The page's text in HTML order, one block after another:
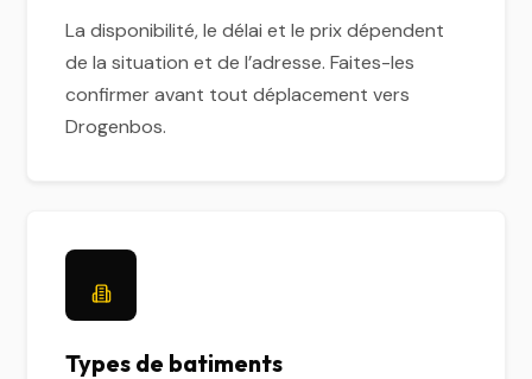
La disponibilité, le délai et le prix dépendent
de la situation et de l’adresse. Faites-les
confirmer avant tout déplacement vers
Drogenbos.
Types de batiments